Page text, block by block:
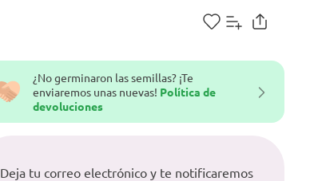
¿No germinaron las semillas? ¡Te
enviaremos unas nuevas! Política de
devoluciones
Deja tu correo electrónico y te notificaremos